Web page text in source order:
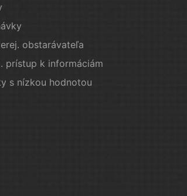
obstarávateľa
prístup k informáciám
s nízkou hodnotou